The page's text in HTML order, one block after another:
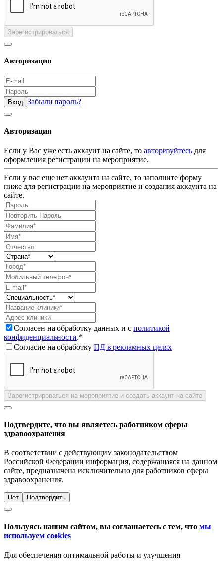
Зарегистрироваться
Авторизация
Вход Забыли пароль?
Авторизация
Если у Вас уже есть аккаунт на сайте, то авторизуйтесь для
оформления регистрации на мероприятие.
Если у вас еще нет аккаунта на сайте, то заполните форму
ниже для регистрации на мероприятие и создания аккаунта на
сайте.
Согласен на обработку данных и с политикой
конфиденциальности.*
Согласие на обработку ПД в рекламных целях
Зарегистрироваться на мероприятие и создать аккаунт на сайте
Подтвердите, что вы являетесь работником сферы
здравоохранения
В соответствии с действующим законодательством
Российской Федерации информация, содержащаяся на данном
сайте, предназначена исключительно для работников сферы
здравоохранения.
Нет Подтвердить
Пользуясь нашим сайтом, вы соглашаетесь с тем, что мы
используем cookies
Для обеспечения оптимальной работы и улучшения